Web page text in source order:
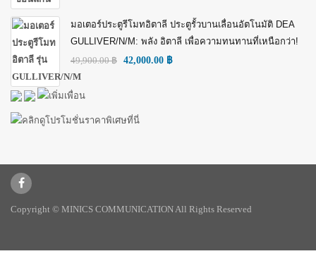
มอเตอร์ประตูรีโมทอิตาลี ประตูรั้วบานเลื่อนอัตโนมัติ DEA
GULLIVER/N/M: พลัง อิตาลี เพื่อความทนทานที่เหนือกว่า!
49,900.00฿ 42,000.00 ฿
Copyright © MINICS COMMUNICATION All Rights Reserved